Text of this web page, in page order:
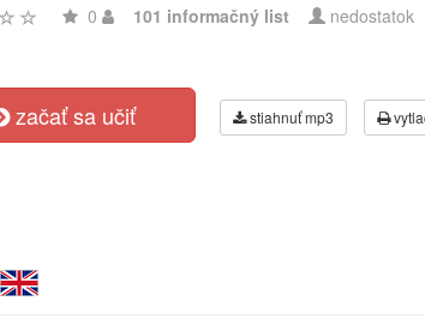
0 101 informačný list nedostatok
začať sa učiť stiahnuť mp3